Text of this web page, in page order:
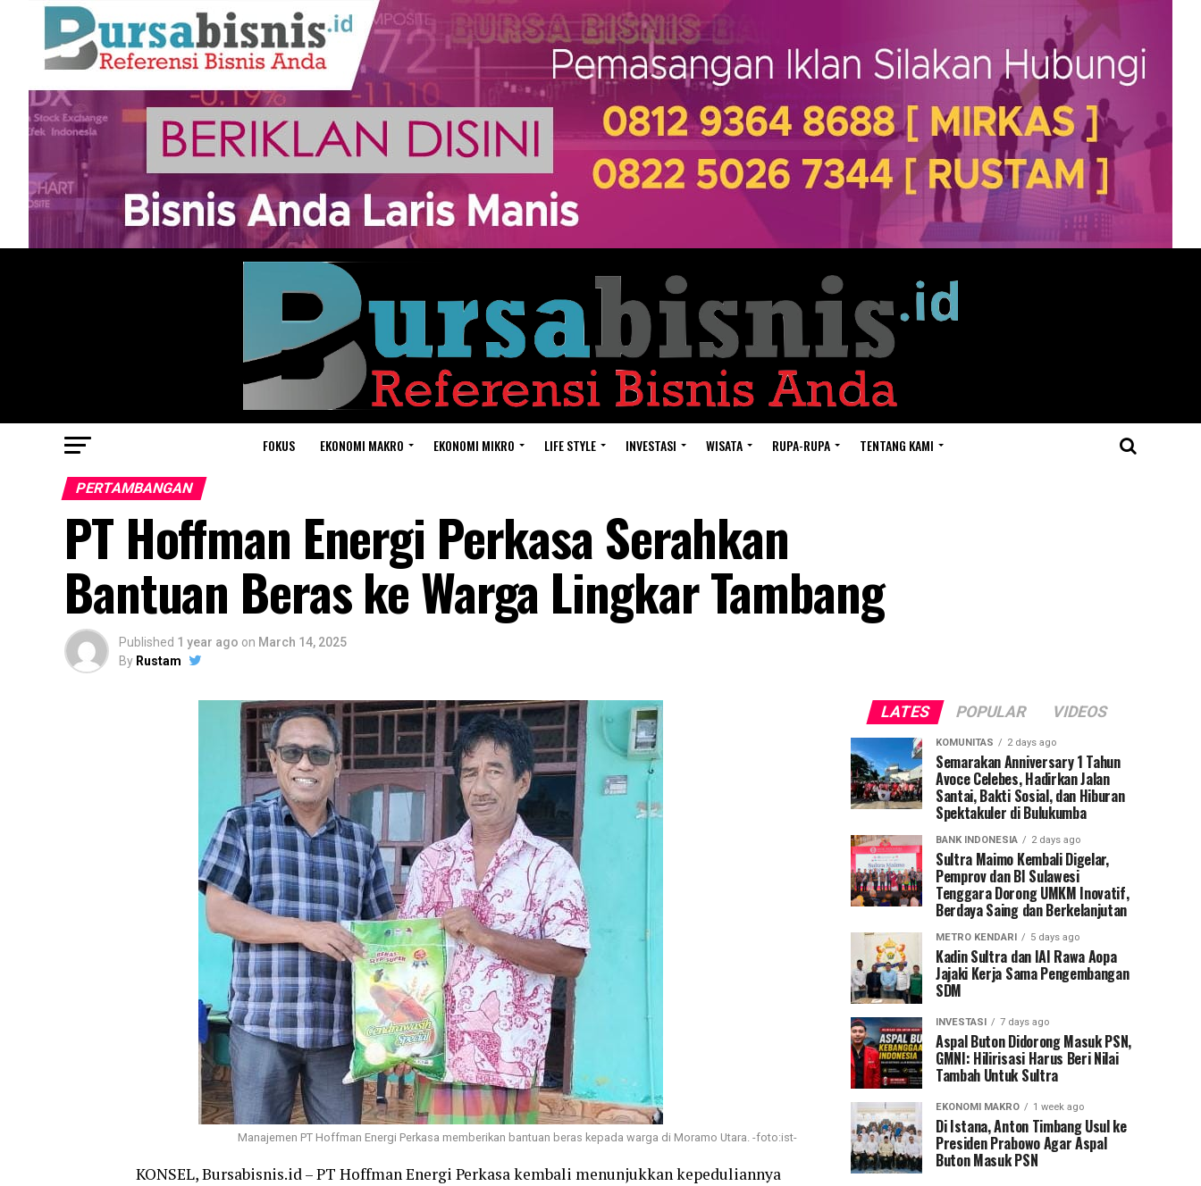
FOKUS EKONOMI MAKRO EKONOMI MIKRO LIFE STYLE INVESTASI WISATA RUPA-RUPA TENTANG KAMI
PERTAMBANGAN
PT Hoffman Energi Perkasa Serahkan
Bantuan Beras ke Warga Lingkar Tambang
Published 1 year ago on March 14, 2025
By Rustam
Manajemen PT Hoffman Energi Perkasa memberikan bantuan beras kepada warga di Moramo Utara. -foto:ist-
KONSEL, Bursabisnis.id – PT Hoffman Energi Perkasa kembali menunjukkan kepeduliannya
LATES POPULAR VIDEOS
KOMUNITAS 2 days ago
Semarakan Anniversary 1 Tahun
Avoce Celebes, Hadirkan Jalan
Santai, Bakti Sosial, dan Hiburan
Spektakuler di Bulukumba
BANK INDONESIA 2 days ago
Sultra Maimo Kembali Digelar,
Pemprov dan BI Sulawesi
Tenggara Dorong UMKM Inovatif,
Berdaya Saing dan Berkelanjutan
METRO KENDARI 5 days ago
Kadin Sultra dan IAI Rawa Aopa
Jajaki Kerja Sama Pengembangan
SDM
INVESTASI 7 days ago
Aspal Buton Didorong Masuk PSN,
GMNI: Hilirisasi Harus Beri Nilai
Tambah Untuk Sultra
EKONOMI MAKRO 1 week ago
Di Istana, Anton Timbang Usul ke
Presiden Prabowo Agar Aspal
Buton Masuk PSN